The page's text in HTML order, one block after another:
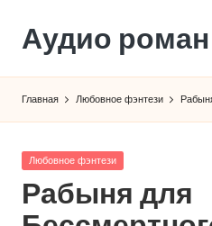
Перейти
содержимому
Аудио роман
Главная Любовное фэнтези
Опубликовано
Любовное фэнтези
Рабыня для